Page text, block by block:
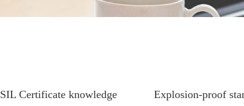
SIL Certificate knowledge Explosion-proof